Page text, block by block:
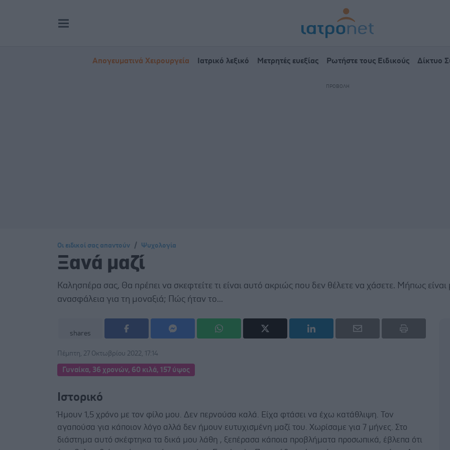
Απογευματινά Χειρουργεία Ιατρικό λεξικό Μετρητές ευεξίας Ρωτήστε τους Ειδικούς Δίκτυο
Οι ειδικοί σας απαντούν Ψυχολογία
Ξανά μαζί
Καλησπέρα σας, Θα πρέπει να σκεφτείτε τι είναι αυτό ακριώς που δεν θέλετε να χάσετε. Μήπως είναι
ανασφάλεια για τη μοναξιά; Πώς ήταν το...
shares
Πέμπτη, 27 Οκτωβρίου 2022, 17:14
Γυναίκα, 36 χρονών, 60 κιλά, 157 ύψος
Ιστορικό
Ήμουν 1,5 χρόνο με τον φίλο μου. Δεν περνούσα καλά. Είχα φτάσει να έχω κατάθλιψη. Τον
αγαπούσα για κάποιον λόγο αλλά δεν ήμουν ευτυχισμένη μαζί του. Χωρίσαμε για 7 μήνες. Στο
διάστημα αυτό σκέφτηκα τα δικά μου λάθη , ξεπέρασα κάποια προβλήματα προσωπικά, έβλεπα ότι